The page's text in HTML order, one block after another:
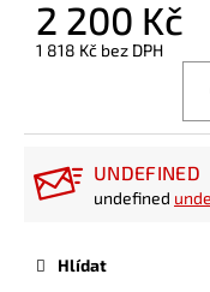
2 200 Kč
1 818 Kč bez DPH
UNDEFINED
undefined
Hlídat